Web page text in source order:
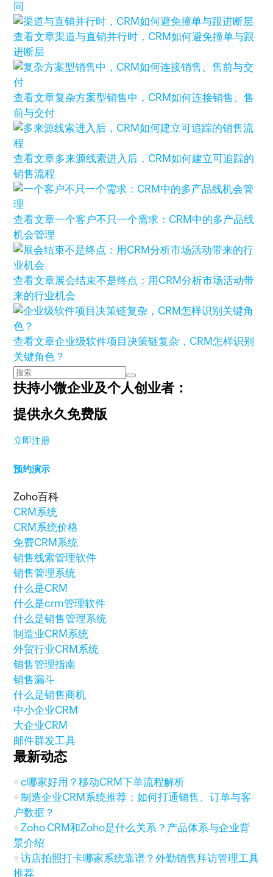
同
查看文章渠道与直销并行时，CRM如何避免撞单与跟
进断层
查看文章复杂方案型销售中，CRM如何连接销售、售
前与交付
查看文章多来源线索进入后，CRM如何建立可追踪的
销售流程
查看文章一个客户不只一个需求：CRM中的多产品线
机会管理
查看文章展会结束不是终点：用CRM分析市场活动带
来的行业机会
查看文章企业级软件项目决策链复杂，CRM怎样识别
关键角色？
扶持小微企业及个人创业者：
提供永久免费版
立即注册
预约演示
Zoho百科
CRM系统
CRM系统价格
免费CRM系统
销售线索管理软件
销售管理系统
什么是CRM
什么是crm管理软件
什么是销售管理系统
制造业CRM系统
外贸行业CRM系统
销售管理指南
销售漏斗
什么是销售商机
中小企业CRM
大企业CRM
邮件群发工具
最新动态
c哪家好用？移动CRM下单流程解析
制造企业CRM系统推荐：如何打通销售、订单与客
户数据？
Zoho CRM和Zoho是什么关系？产品体系与企业背
景介绍
访店拍照打卡哪家系统靠谱？外勤销售拜访管理工具
推荐